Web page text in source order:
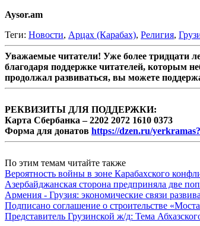
Aysor.am
Теги: Новости, Арцах (Карабах), Религия,
Уважаемые читатели! Уже более тридцати
благодаря поддержке читателей, которым
продолжал развиваться, вы можете
РЕКВИЗИТЫ ДЛЯ ПОДДЕРЖКИ:
Карта Сбербанка – 2202 2072 1610 0373
Форма для донатов https://dzen.ru/
По этим темам читайте также
Вероятность войны в зоне Карабахского
Азербайджанская сторона предприняла две
Армения - Грузия: экономические связи
Подписано соглашение о строительстве
Представитель Грузинской ж/д: Тема